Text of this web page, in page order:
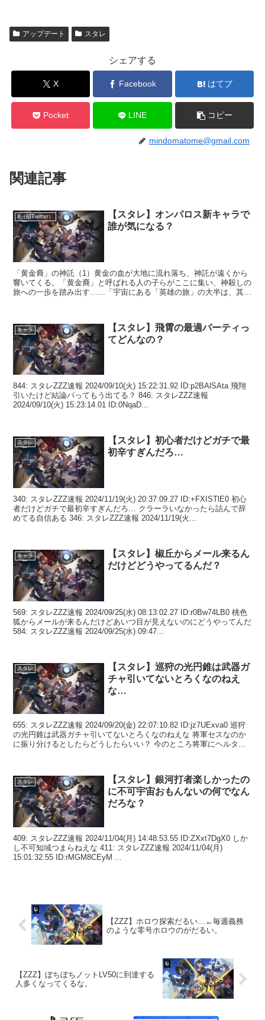
アップデート スタレ
シェアする
X Facebook はてブ
Pocket LINE コピー
mindomatome@gmail.com
関連記事
X（旧Twitter）
【スタレ】オンパロス新キャラで
誰が気になる？
「黄金裔」の神託（1）黄金の血が大地に流れ落ち、神託が遠くから
響いてくる。「黄金裔」と呼ばれる人の子らがここに集い、神殺しの
旅への一歩を踏み出す……「宇宙にある「英雄の旅」の大半は、其ら
キャラ
【スタレ】飛霄の最適パーティっ
てどんなの？
844: スタレZZZ速報 2024/09/10(火) 15:22:31.92 ID:p2BAlSAta 飛翔
引いたけど結論パってもう出てる？ 846: スタレZZZ速報
2024/09/10(火) 15:23:14.01 ID:0NqaD...
スタレ
【スタレ】初心者だけどガチで最
初辛すぎんだろ…
340: スタレZZZ速報 2024/11/19(火) 20:37:09.27 ID:+FXISTlE0 初心
者だけどガチで最初辛すぎんだろ… クラーラいなかったら詰んで辞
めてる自信ある 346: スタレZZZ速報 2024/11/19(火...
キャラ
【スタレ】椒丘からメール来るん
だけどどうやってるんだ？
569: スタレZZZ速報 2024/09/25(水) 08:13:02.27 ID:r0Bw74LB0 桃色
狐からメールが来るんだけどあいつ目が見えないのにどうやってんだ
584: スタレZZZ速報 2024/09/25(水) 09:47...
スタレ
【スタレ】巡狩の光円錐は武器ガ
チャ引いてないとろくなのねえ
な…
655: スタレZZZ速報 2024/09/20(金) 22:07:10.82 ID:jz7UExva0 巡狩
の光円錐は武器ガチャ引いてないとろくなのねえな 将軍セスなのか
に振り分けるとしたらどうしたらいい？ 今のところ将軍にヘルタで
スタレ
【スタレ】銀河打者楽しかったの
に不可宇宙おもんないの何でなん
だろな？
409: スタレZZZ速報 2024/11/04(月) 14:48:53.55 ID:ZXxt7DgX0 しか
し不可知域つまらねえな 411: スタレZZZ速報 2024/11/04(月)
15:01:32.55 ID:rMGM8CEyM ...
【ZZZ】ホロウ探索だるい…←毎週義務
のような零号ホロウのがだるい。
【ZZZ】ぼちぼちノットLV50に到達する
人多くなってくるな。